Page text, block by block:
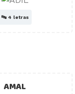
🔤 4 letras
AMAL